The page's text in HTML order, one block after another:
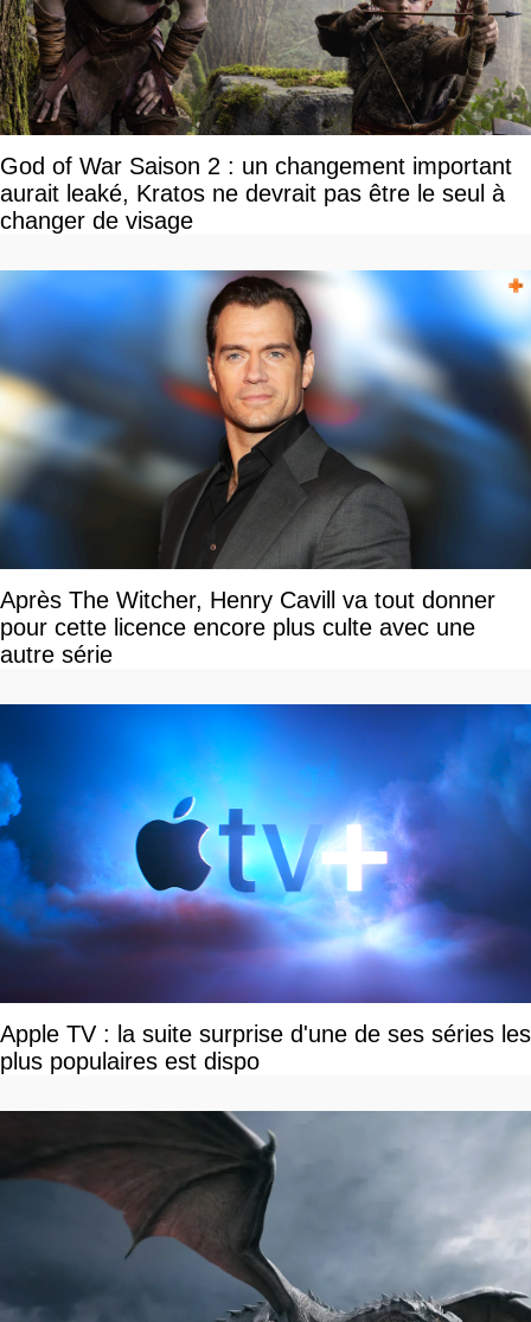
God of War Saison 2 : un changement important
aurait leaké, Kratos ne devrait pas être le seul à
changer de visage
Après The Witcher, Henry Cavill va tout donner
pour cette licence encore plus culte avec une
autre série
Apple TV : la suite surprise d'une de ses séries les
plus populaires est dispo